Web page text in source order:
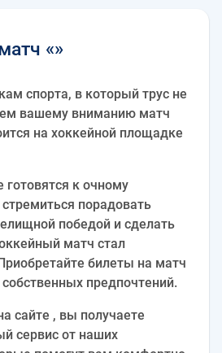
«»
спорта, в который трус не
вашему вниманию матч
на хоккейной площадке
к очному
порадовать
победой и сделать
матч стал
билеты на матч
предпочтений.
сайте , вы получаете
сервис от наших